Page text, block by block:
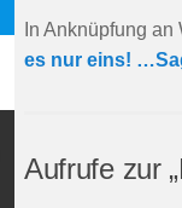
In Anknüpfung
es nur eins! …
Aufrufe zur